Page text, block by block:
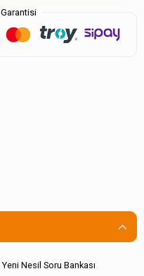
Yeni Nesil Soru Bankası